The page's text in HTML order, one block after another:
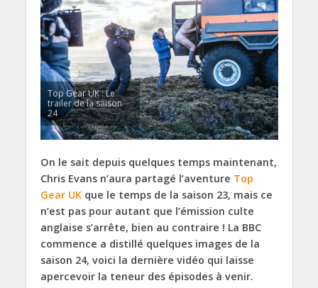
Top Gear UK : Le
trailer de la saison
24
On le sait depuis quelques temps maintenant,
Chris Evans n’aura partagé l’aventure Top
Gear UKque le temps de la saison 23, mais ce
n’est pas pour autant que l’émission culte
anglaise s’arrête, bien au contraire ! La BBC
commence a distillé quelques images de la
saison 24, voici la dernière vidéo qui laisse
apercevoir la teneur des épisodes à venir.